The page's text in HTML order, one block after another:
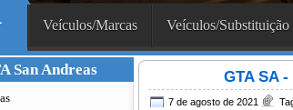
Veículos/Marcas Veículos/Substituição
San Andreas GTA SA
7 de agosto de 2021